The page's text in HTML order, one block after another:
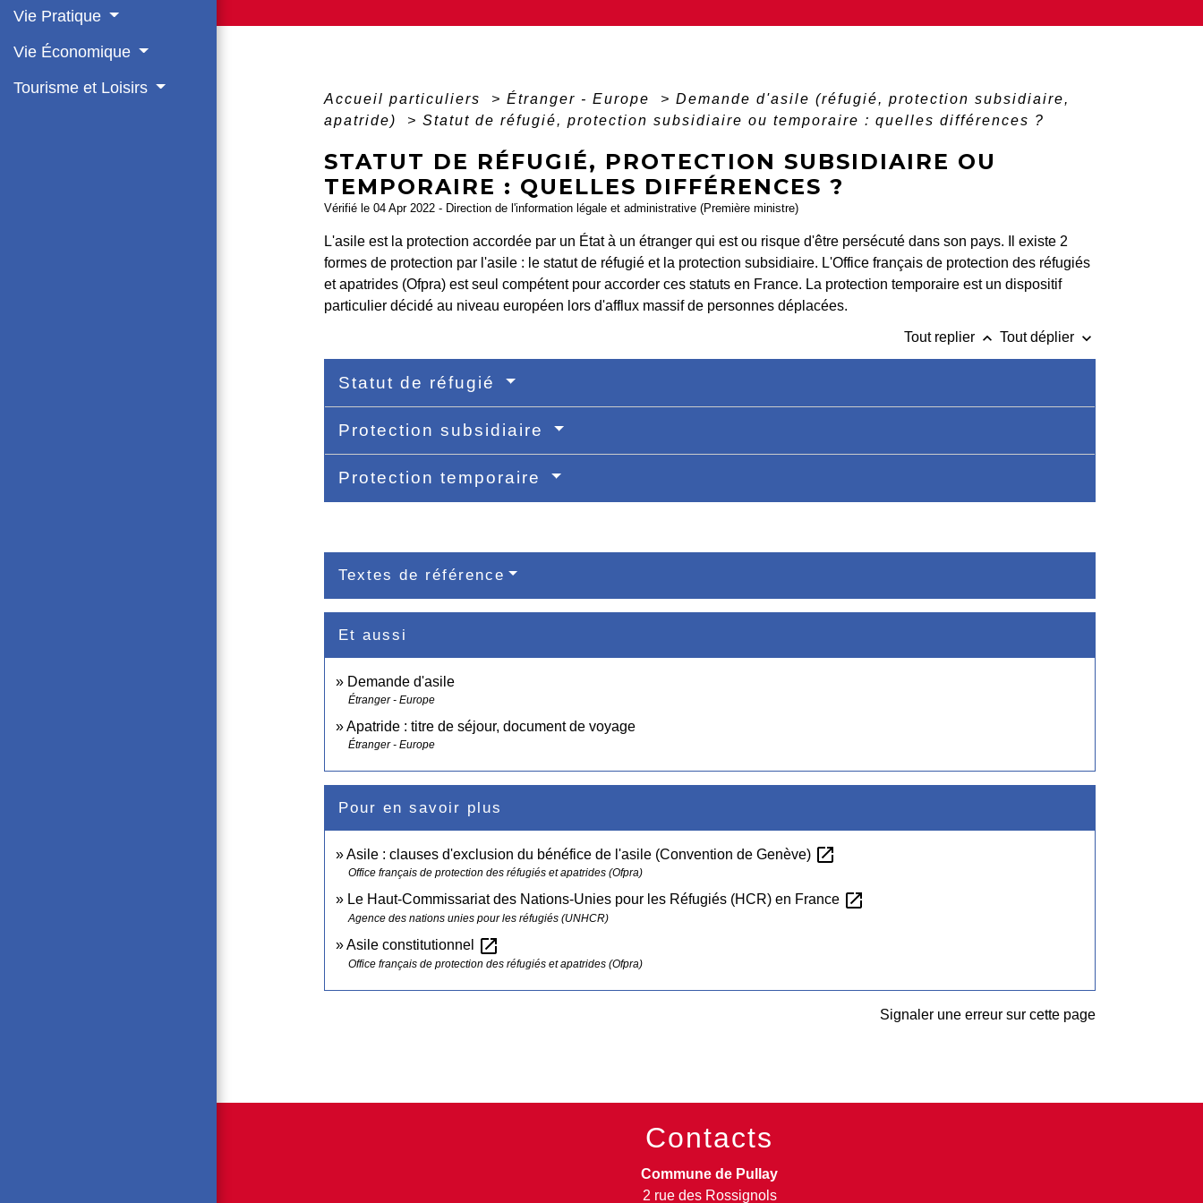
Vie Pratique
Vie Économique
Tourisme et Loisirs
Accueil particuliers > Étranger - Europe > Demande d'asile (réfugié, protection subsidiaire,
apatride)
> Statut de réfugié, protection subsidiaire ou temporaire : quelles différences ?
STATUT DE RÉFUGIÉ, PROTECTION SUBSIDIAIRE OU
TEMPORAIRE : QUELLES DIFFÉRENCES ?
Vérifié le 04 Apr 2022 - Direction de l'information légale et administrative (Première ministre)
L'asile est la protection accordée par un État à un étranger qui est ou risque d'être persécuté dans son pays. Il existe 2
formes de protection par l'asile : le statut de réfugié et la protection subsidiaire. L'Office français de protection des réfugiés
et apatrides (Ofpra) est seul compétent pour accorder ces statuts en France. La protection temporaire est un dispositif
particulier décidé au niveau européen lors d'afflux massif de personnes déplacées.
Tout replier keyboard_arrow_up Tout déplier keyboard_arrow_down
Statut de réfugié
Protection subsidiaire
Protection temporaire
Textes de référence
Et aussi
Demande d'asile
Étranger - Europe
Apatride : titre de séjour, document de voyage
Étranger - Europe
Pour en savoir plus
Asile : clauses d'exclusion du bénéfice de l'asile (Convention de Genève) open_in_new
Office français de protection des réfugiés et apatrides (Ofpra)
Le Haut-Commissariat des Nations-Unies pour les Réfugiés (HCR) en France open_in_new
Agence des nations unies pour les réfugiés (UNHCR)
Asile constitutionnel open_in_new
Office français de protection des réfugiés et apatrides (Ofpra)
Signaler une erreur sur cette page
Contacts
Commune de Pullay
2 rue des Rossignols